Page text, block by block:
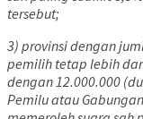
tersebut;
3) provinsi dengan
pemilih tetap lebih
dengan 12.000.000
Pemilu atau